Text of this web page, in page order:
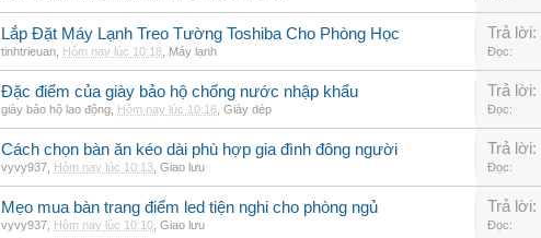
Lắp Đặt Máy Lạnh Treo Tường Toshiba Cho Phòng Học
tinhtrieuan Hôm nay lúc 10:18 Máy lạnh
Trả lời:
Đọc:
Đặc điểm của giày bảo hộ chống nước nhập khẩu
giày bảo hộ lao động Hôm nay lúc 10:16 Giày dép
Trả lời:
Đọc:
Cách chọn bàn ăn kéo dài phù hợp gia đình đông người
vyvy937 Hôm nay lúc 10:13 Giao lưu
Trả lời:
Đọc:
Mẹo mua bàn trang điểm led tiện nghi cho phòng ngủ
vyvy937 Hôm nay lúc 10:10 Giao lưu
Trả lời:
Đọc: